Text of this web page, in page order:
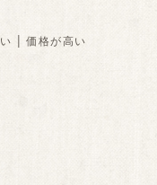
|価格が高い